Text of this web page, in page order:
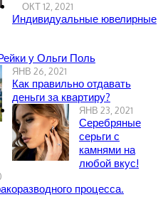
ОКТ 12, 2021
Индивидуальные ювелирные
у Ольги Поль
ЯНВ 26, 2021
Как правильно отдавать
деньги за квартиру?
ЯНВ 23, 2021
Серебряные
серьги с
камнями на
любой вкус!
процесса.